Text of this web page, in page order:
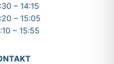
– 14:15
– 15:05
– 15:55